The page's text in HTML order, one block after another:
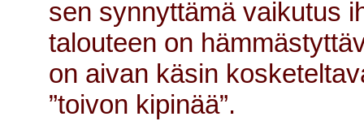
sen synnyttämä vaikutus
talouteen on
on aivan käsin
”toivon kipinää”.